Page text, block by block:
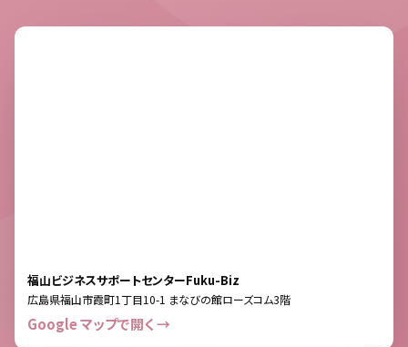
福山ビジネスサポートセンターFuku-Biz
広島県福山市霞町1丁目10-1 まなびの館ローズコム3階
Google マップで開く →